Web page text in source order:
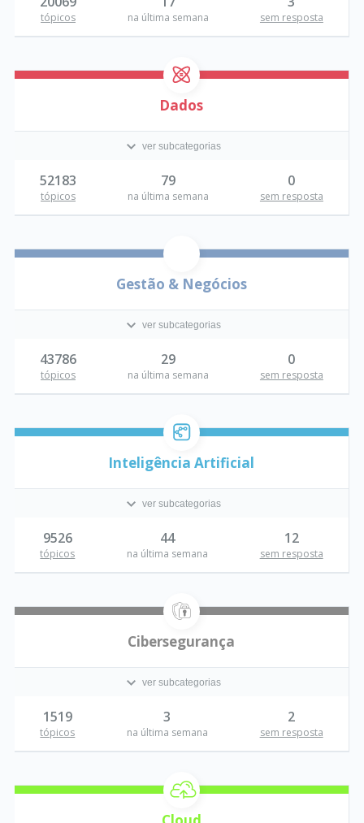
tópicos na última semana sem resposta
Dados
ver subcategorias
52183
tópicos
79
na última semana
0
sem resposta
Gestão & Negócios
ver subcategorias
43786
tópicos
29
na última semana
0
sem resposta
Inteligência Artificial
ver subcategorias
9526
tópicos
44
na última semana
12
sem resposta
Cibersegurança
ver subcategorias
1519
tópicos
3
na última semana
2
sem resposta